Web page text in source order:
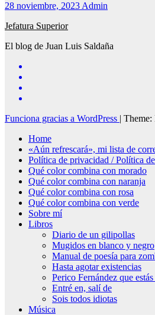
28 noviembre, 2023 Admin
Jefatura Superior
El blog de Juan Luis Saldaña
Funciona gracias a WordPress |
Home
«Aún refrescará», mi lista de
Política de privacidad / Política
Qué color combina con morado
Qué color combina con naranja
Qué color combina con rosa
Qué color combina con verde
Sobre mí
Libros
Diario de un gilipollas
Mugidos en blanco y negro
Manual de poesía para
Hasta agotar existencias
Perico Fernández que
Entré en, salí de
Sois todos idiotas
Música